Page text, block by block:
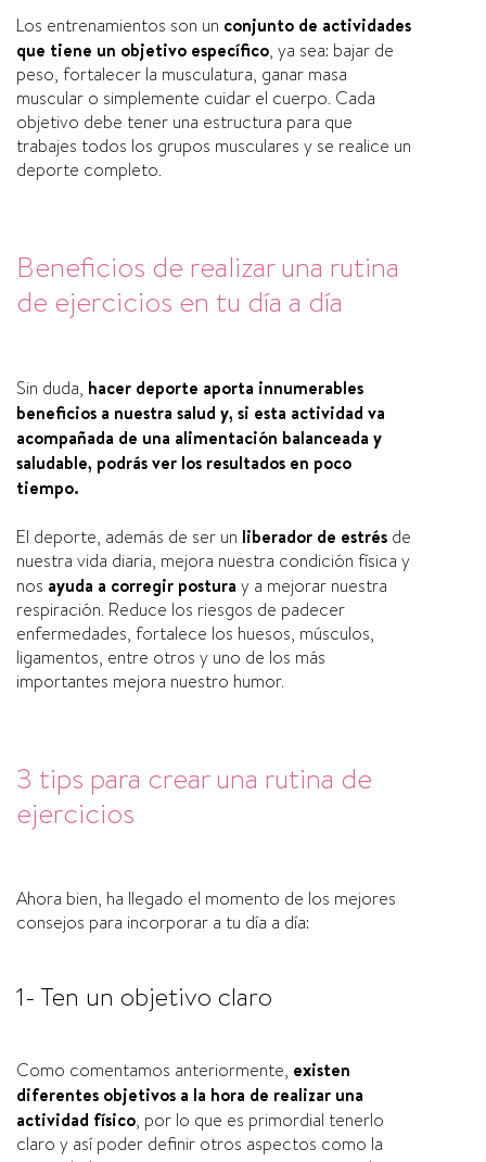
Los entrenamientos son un conjunto de actividades
que tiene un objetivo específico, ya sea: bajar de
peso, fortalecer la musculatura, ganar masa
muscular o simplemente cuidar el cuerpo. Cada
objetivo debe tener una estructura para que
trabajes todos los grupos musculares y se realice un
deporte completo.
Beneficios de realizar una rutina
de ejercicios en tu día a día
Sin duda, hacer deporte aporta innumerables
beneficios a nuestra salud y, si esta actividad va
acompañada de una alimentación balanceada y
saludable, podrás ver los resultados en poco
tiempo.
El deporte, además de ser un liberador de estrés de
nuestra vida diaria, mejora nuestra condición física y
nos ayuda a corregir postura y a mejorar nuestra
respiración. Reduce los riesgos de padecer
enfermedades, fortalece los huesos, músculos,
ligamentos, entre otros y uno de los más
importantes mejora nuestro humor.
3 tips para crear una rutina de
ejercicios
Ahora bien, ha llegado el momento de los mejores
consejos para incorporar a tu día a día:
1- Ten un objetivo claro
Como comentamos anteriormente, existen
diferentes objetivos a la hora de realizar una
actividad físico, por lo que es primordial tenerlo
claro y así poder definir otros aspectos como la